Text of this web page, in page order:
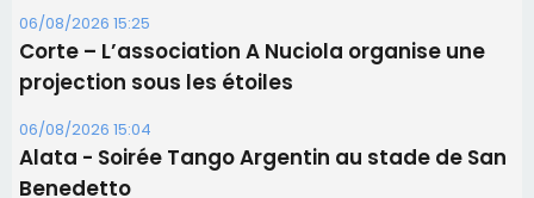
05/08/2026 09:53
Biguglia : messe de la Sainte-Marie et
procession le 14 août